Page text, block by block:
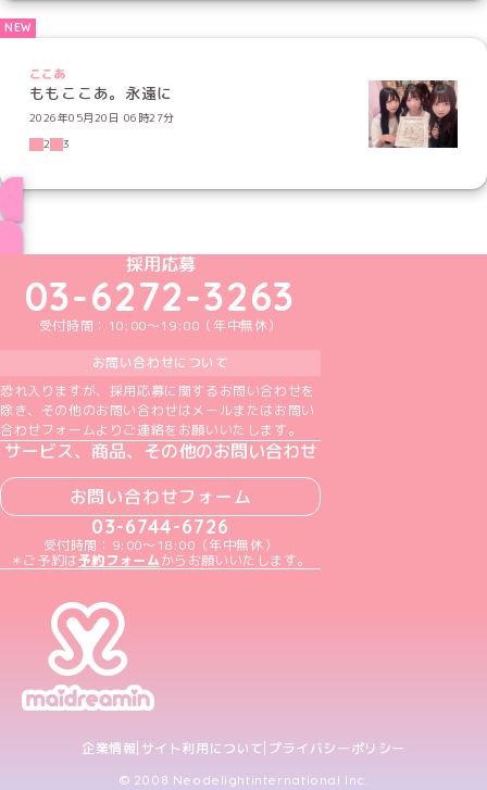
ここあ
ももここあ。永遠に
2026年05月20日 06時27分
2
3
めいどりーみんTikTok公式アカウント
めいどりーみんX公式アカウント
めいどりーみんInstagram公式アカウント
めいどりーみんFacebook公式アカウン
めいどりーみんYouTube公式アカ
採用応募
03-6272-3263
受付時間：10:00～19:00（年中無休）
お問い合わせについて
恐れ入りますが、採用応募に関するお問い合わせを
除き、その他のお問い合わせはメールまたはお問い
合わせフォームよりご連絡をお願いいたします。
サービス、商品、その他のお問い合わせ
お問い合わせフォーム
03-6744-6726
受付時間：9:00～18:00（年中無休）
＊ご予約は予約フォームからお願いいたします。
企業情報 サイト利用について プライバシーポリシー
© 2008 Neodelightinternational Inc.